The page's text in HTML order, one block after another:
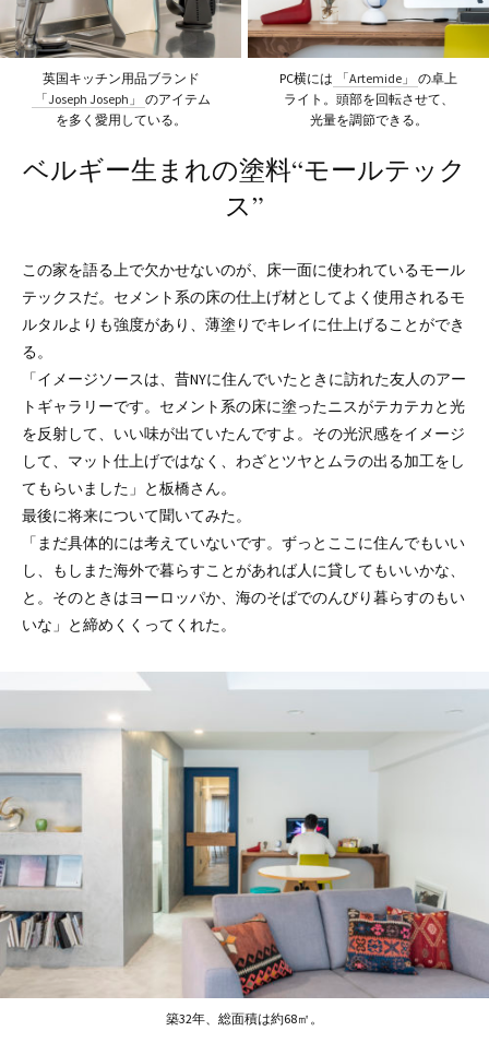
英国キッチン用品ブランド
「Joseph Joseph」
のアイテム
を多く愛用している。
PC横には 「Artemide」
の卓上
ライト。頭部を回転させて、
光量を調節できる。
ベルギー生まれの塗料“モールテック
ス”
この家を語る上で欠かせないのが、床一面に使われているモール
テックスだ。セメント系の床の仕上げ材としてよく使用されるモ
ルタルよりも強度があり、薄塗りでキレイに仕上げることができ
る。
「イメージソースは、昔NYに住んでいたときに訪れた友人のアー
トギャラリーです。セメント系の床に塗ったニスがテカテカと光
を反射して、いい味が出ていたんですよ。その光沢感をイメージ
して、マット仕上げではなく、わざとツヤとムラの出る加工をし
てもらいました」と板橋さん。
最後に将来について聞いてみた。
「まだ具体的には考えていないです。ずっとここに住んでもいい
し、もしまた海外で暮らすことがあれば人に貸してもいいかな、
と。そのときはヨーロッパか、海のそばでのんびり暮らすのもい
いな」と締めくくってくれた。
築32年、総面積は約68㎡。